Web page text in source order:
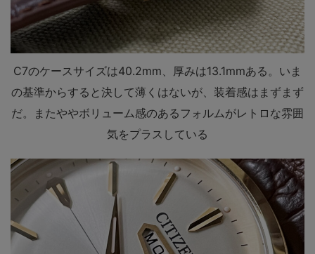
C7のケースサイズは40.2mm、厚みは13.1mmある。いま
の基準からすると決して薄くはないが、装着感はまずまず
だ。またややボリューム感のあるフォルムがレトロな雰囲
気をプラスしている